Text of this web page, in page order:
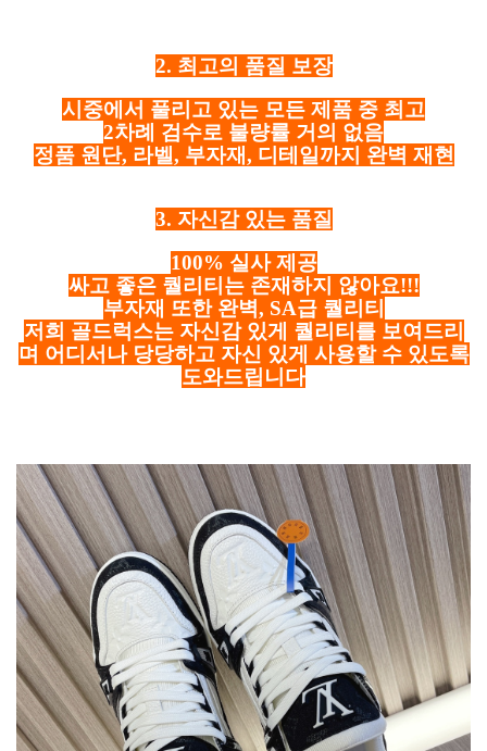
2. 최고의 품질 보장
시중에서 풀리고 있는 모든 제품 중 최고
2차례 검수로 불량률 거의 없음
정품 원단, 라벨, 부자재, 디테일까지 완벽 재현
3. 자신감 있는 품질
100% 실사 제공
싸고 좋은 퀄리티는 존재하지 않아요!!!
부자재 또한 완벽, SA급 퀄리티
저희 골드럭스는 자신감 있게 퀄리티를 보여드리
며 어디서나 당당하고 자신 있게 사용할 수 있도록
도와드립니다